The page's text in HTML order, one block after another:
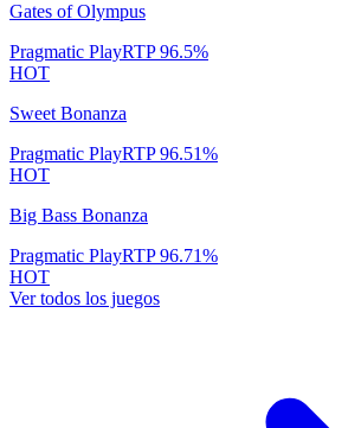
Gates of Olympus
Pragmatic PlayRTP96.5%
HOT
Sweet Bonanza
Pragmatic PlayRTP96.51%
HOT
Big Bass Bonanza
Pragmatic PlayRTP96.71%
HOT
Ver todos los juegos